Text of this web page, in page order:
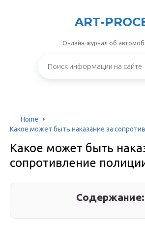
ART-
Онлайн-журнал об
Home
Какое может быть наказание за
Какое может быть
сопротивление
Содержание: